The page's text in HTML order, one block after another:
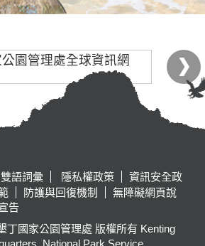
語詞彙 隱私權政策
資訊安全政
防護與回復機制
無障礙網頁說
告
丁國家公園管理處 版權所有 Kenting
National Park Service,